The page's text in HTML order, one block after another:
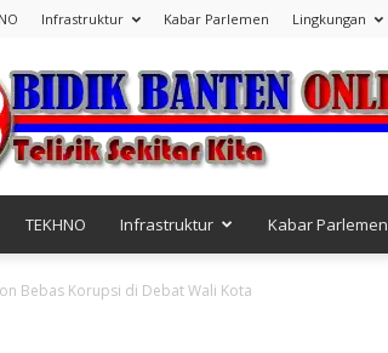
Infrastruktur Kabar Parlemen Lingkungan
TEKHNO Infrastruktur Kabar Parlemen
Bebas Korupsi di Debat Wali Kota